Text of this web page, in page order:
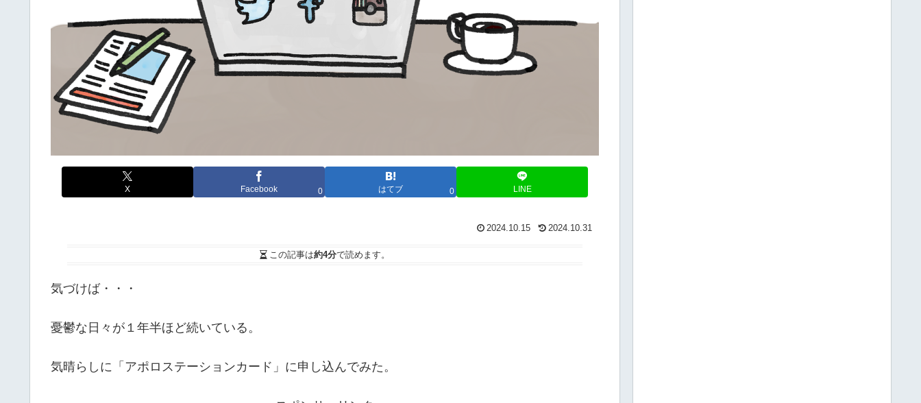
X Facebook 0 はてブ 0 LINE
2024.10.15 2024.10.31
この記事は約4分で読めます。
気づけば・・・
憂鬱な日々が１年半ほど続いている。
気晴らしに「アポロステーションカード」に申し込んでみた。